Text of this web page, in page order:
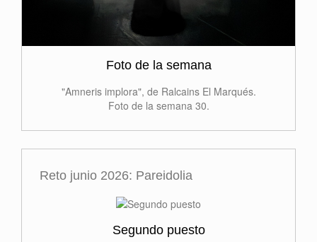
Foto de la semana
"Amneris implora", de Ralcains El Marqués.
Foto de la semana 30.
Reto junio 2026: Pareidolia
Segundo puesto